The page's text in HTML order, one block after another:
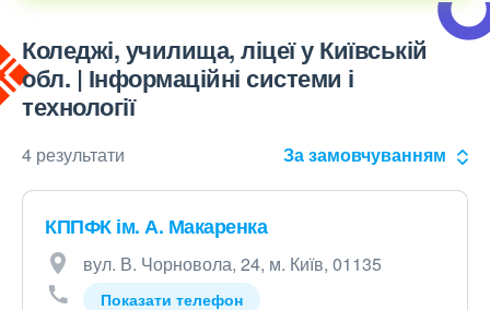
Коледжі, училища, ліцеї у Київській
обл. | Інформаційні системи і
технології
4 результати За замовчуванням
КППФК ім. А. Макаренка
вул. В. Чорновола, 24, м. Київ, 01135
Показати телефон